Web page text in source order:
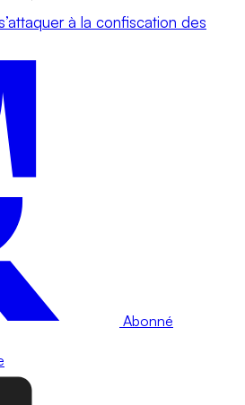
à la confiscation des
Abonné